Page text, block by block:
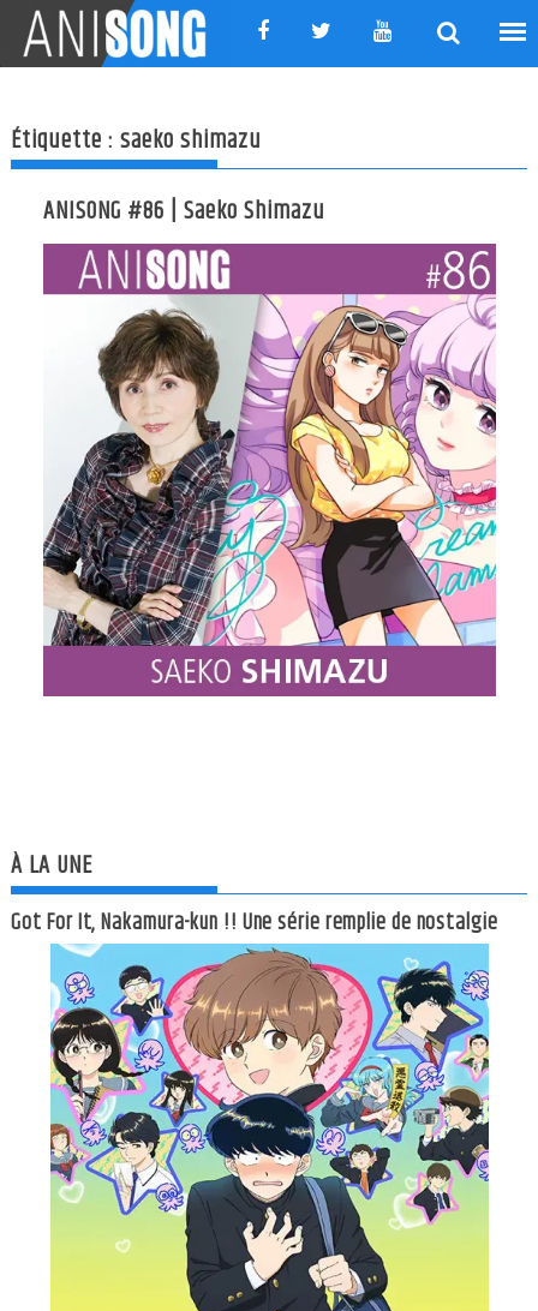
content
Étiquette :saeko shimazu
ANISONG #86 | Saeko Shimazu
À LA UNE
Got For It, Nakamura-kun !! Une série remplie de nostalgie